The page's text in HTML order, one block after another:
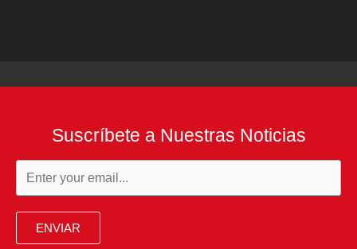
Suscríbete a Nuestras Noticias
ENVIAR